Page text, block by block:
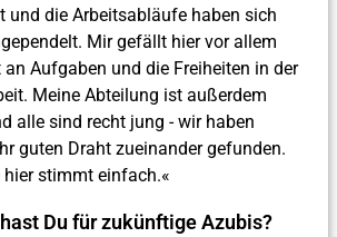
und die Arbeitsabläufe haben sich
Mir gefällt hier vor allem
Aufgaben und die Freiheiten in der
Meine Abteilung ist außerdem
alle sind recht jung - wir haben
guten Draht zueinander gefunden.
hier stimmt einfach.«
Du für zukünftige Azubis?